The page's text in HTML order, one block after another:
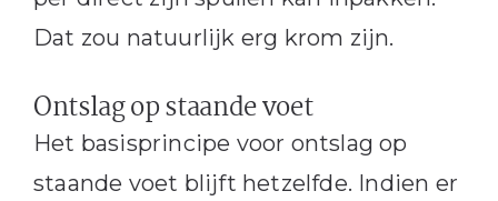
Dat zou natuurlijk erg krom zijn.
Ontslag op staande voet
Het basisprincipe voor ontslag op
staande voet blijft hetzelfde. Indien er